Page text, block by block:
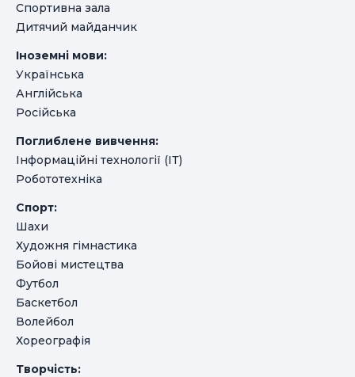
Спортивна зала
Дитячий майданчик
Іноземні мови:
Українська
Англійська
Російська
Поглиблене вивчення:
Інформаційні технології (ІТ)
Робототехніка
Спорт:
Шахи
Художня гімнастика
Бойові мистецтва
Футбол
Баскетбол
Волейбол
Хореографія
Творчість: